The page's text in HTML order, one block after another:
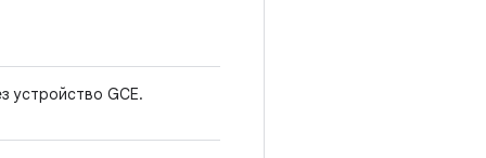
устройство GCE.